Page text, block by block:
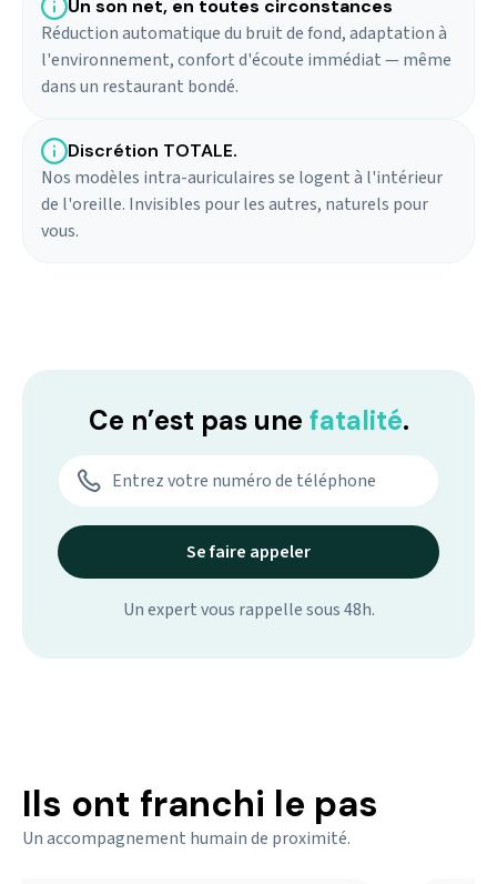
Un son net, en toutes circonstances
Réduction automatique du bruit de fond, adaptation à
l'environnement, confort d'écoute immédiat — même
dans un restaurant bondé.
Discrétion TOTALE.
Nos modèles intra-auriculaires se logent à l'intérieur
de l'oreille. Invisibles pour les autres, naturels pour
vous.
Ce n’est pas une fatalité.
Un expert vous rappelle sous 48h.
Ils ont franchi le pas
Un accompagnement humain de proximité.